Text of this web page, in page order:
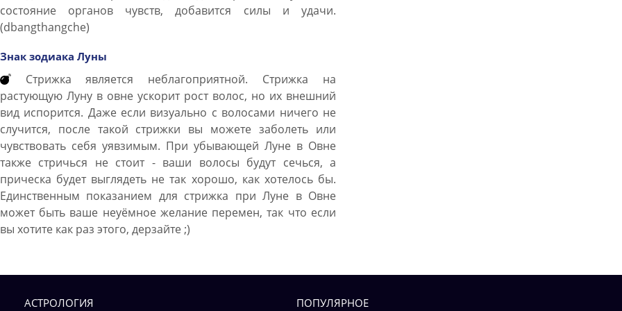
состояние органов чувств, добавится силы и удачи.
(dbangthangche)
Знак зодиака Луны
Стрижка является неблагоприятной. Стрижка на
растующую Луну в овне ускорит рост волос, но их внешний
вид испорится. Даже если визуально с волосами ничего не
случится, после такой стрижки вы можете заболеть или
чувствовать себя уявзимым. При убывающей Луне в Овне
также стричься не стоит - ваши волосы будут сечься, а
прическа будет выглядеть не так хорошо, как хотелось бы.
Единственным показанием для стрижка при Луне в Овне
может быть ваше неуёмное желание перемен, так что если
вы хотите как раз этого, дерзайте ;)
АСТРОЛОГИЯ ПОПУЛЯРНОЕ